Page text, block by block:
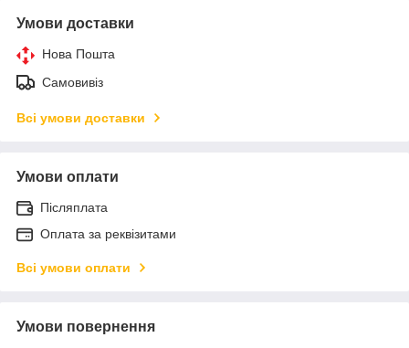
Умови доставки
Нова Пошта
Самовивіз
Всі умови доставки
Умови оплати
Післяплата
Оплата за реквізитами
Всі умови оплати
Умови повернення